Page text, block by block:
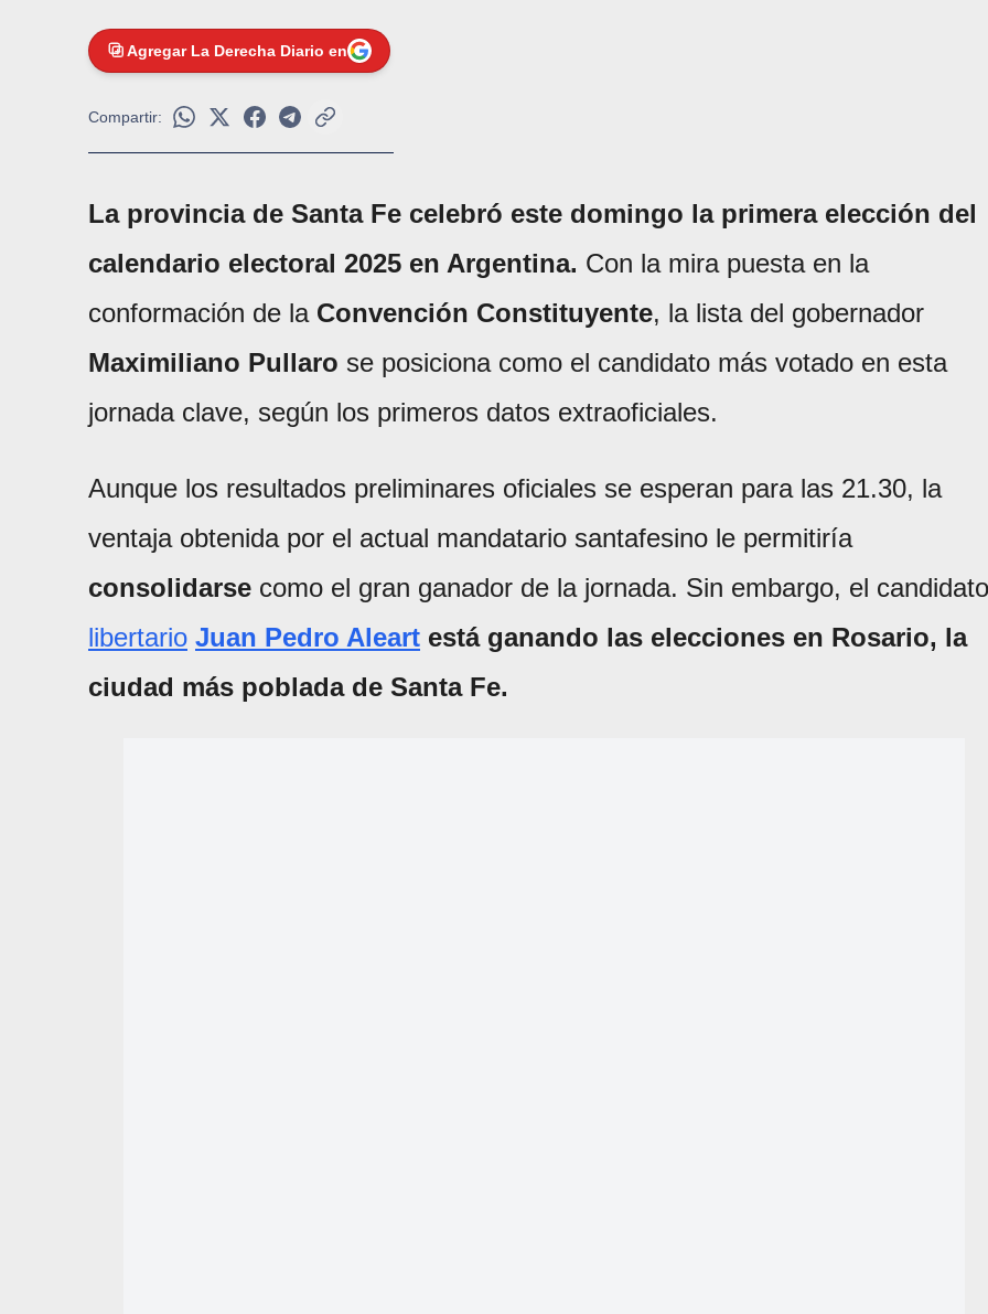
Agregar La Derecha Diario en
Compartir:
La provincia de Santa Fe celebró este domingo la primera elección del
calendario electoral 2025 en Argentina. Con la mira puesta en la
conformación de la Convención Constituyente, la lista del gobernador
Maximiliano Pullaro se posiciona como el candidato más votado en esta
jornada clave, según los primeros datos extraoficiales.
Aunque los resultados preliminares oficiales se esperan para las 21.30, la
ventaja obtenida por el actual mandatario santafesino le permitiría
consolidarse como el gran ganador de la jornada. Sin embargo, el candidato
libertario Juan Pedro Aleart está ganando las elecciones en Rosario, la
ciudad más poblada de Santa Fe.